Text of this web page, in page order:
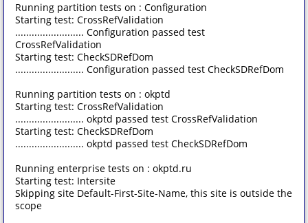
Running partition tests on : Configuration
Starting test: CrossRefValidation
......................... Configuration passed test
CrossRefValidation
Starting test: CheckSDRefDom
......................... Configuration passed test CheckSDRefDom
Running partition tests on : okptd
Starting test: CrossRefValidation
......................... okptd passed test CrossRefValidation
Starting test: CheckSDRefDom
......................... okptd passed test CheckSDRefDom
Running enterprise tests on : okptd.ru
Starting test: Intersite
Skipping site Default-First-Site-Name, this site is outside the
scope